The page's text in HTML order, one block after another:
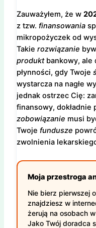
Zauważyłem, że w
z tzw. finansowania
mikropożyczek od
Takie rozwiązanie
produktbankowy, ale
płynności, gdy Twoje
wystarcza na nagłe
jednak ostrzec Cię:
finansowy, dokładnie
zobowiązanie musi
Twoje fundusze
zwolnienia
Moja przestroga
Nie bierz pierwszej
znajdziesz w
żerują na osobach
Jako Twój doradca